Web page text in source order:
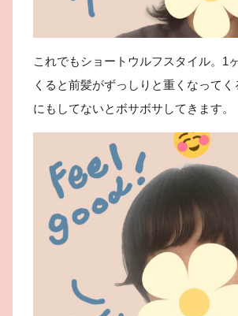
これでもショートウルフスタイル。1
くると前髪がずっしりと重くなって
にもしてないとボサボサしてきます。